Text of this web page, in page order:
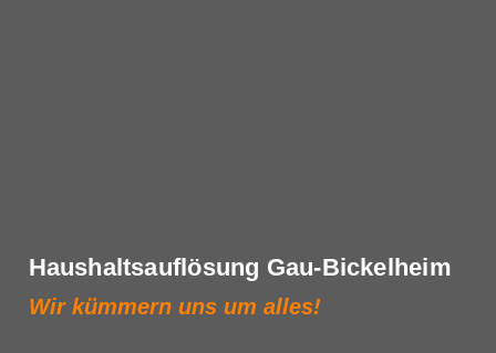
Haushaltsauflösung Gau-Bickelheim
Wir kümmern uns um alles!